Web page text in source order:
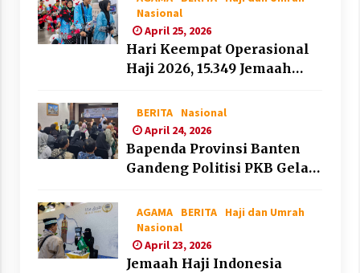
Nasional
April 25, 2026
Hari Keempat Operasional
Haji 2026, 15.349 Jemaah
BERITA
Nasional
April 24, 2026
Bapenda Provinsi Banten
Gandeng Politisi PKB Gelar
Pajak Daerah di Kota
Tangerang
AGAMA BERITA
Haji dan Umrah
Nasional
April 23, 2026
Jemaah Haji Indonesia